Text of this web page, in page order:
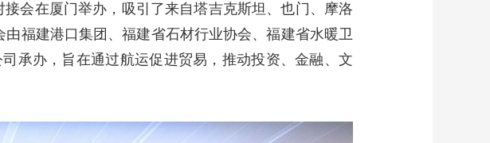
会在厦门举办，吸引了来自塔吉克斯坦、也门、摩洛
福建港口集团、福建省石材行业协会、福建省水暖卫
承办，旨在通过航运促进贸易，推动投资、金融、文